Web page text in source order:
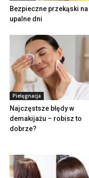
Bezpieczne przekąski na
upalne dni
Pielęgnacja
Najczęstsze błędy w
demakijażu – robisz to
dobrze?